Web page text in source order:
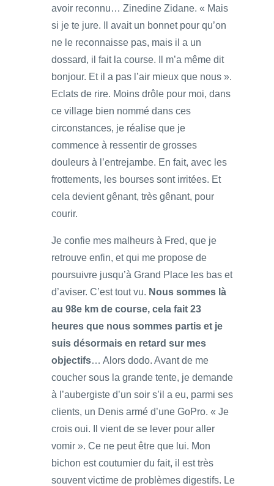
avoir reconnu… Zinedine Zidane. « Mais
si je te jure. Il avait un bonnet pour qu’on
ne le reconnaisse pas, mais il a un
dossard, il fait la course. Il m’a même dit
bonjour. Et il a pas l’air mieux que nous ».
Eclats de rire. Moins drôle pour moi, dans
ce village bien nommé dans ces
circonstances, je réalise que je
commence à ressentir de grosses
douleurs à l’entrejambe. En fait, avec les
frottements, les bourses sont irritées. Et
cela devient gênant, très gênant, pour
courir.
Je confie mes malheurs à Fred, que je
retrouve enfin, et qui me propose de
poursuivre jusqu’à Grand Place les bas et
d’aviser. C’est tout vu. Nous sommes là
au 98e km de course, cela fait 23
heures que nous sommes partis et je
suis désormais en retard sur mes
objectifs… Alors dodo. Avant de me
coucher sous la grande tente, je demande
à l’aubergiste d’un soir s’il a eu, parmi ses
clients, un Denis armé d’une GoPro. « Je
crois oui. Il vient de se lever pour aller
vomir ». Ce ne peut être que lui. Mon
bichon est coutumier du fait, il est très
souvent victime de problèmes digestifs. Le